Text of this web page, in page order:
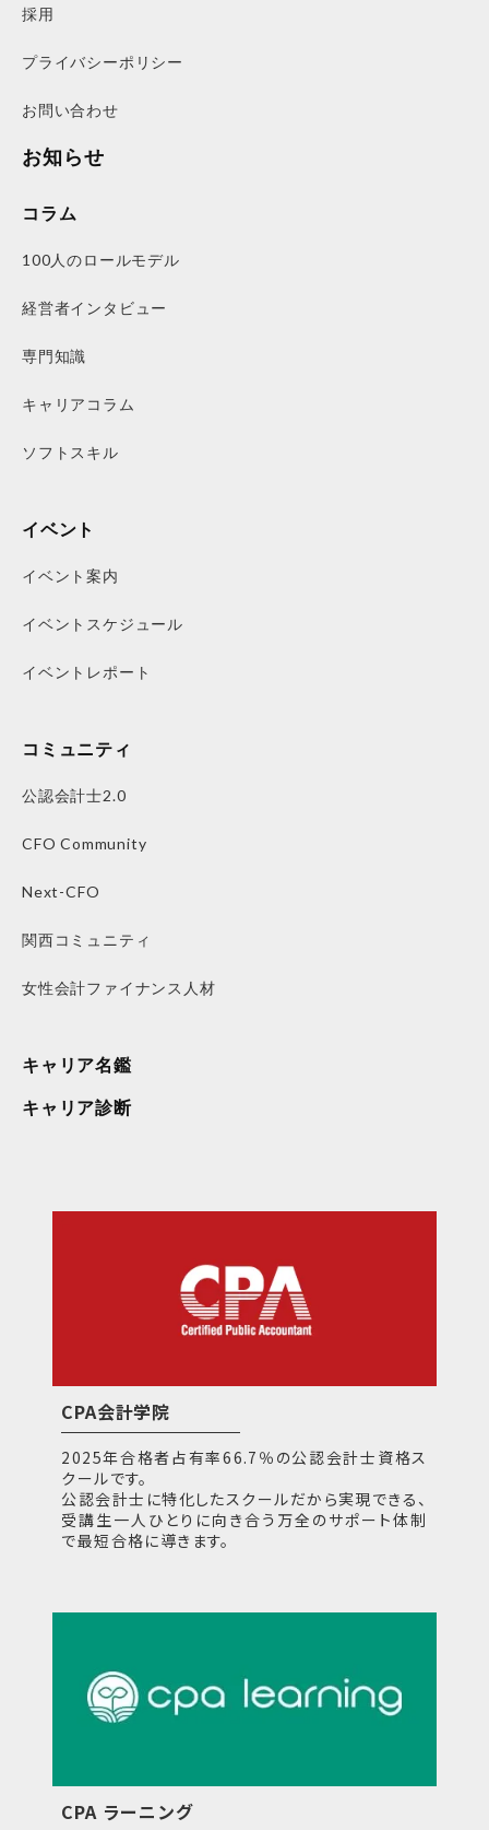
採用
プライバシーポリシー
お問い合わせ
お知らせ
コラム
100人のロールモデル
経営者インタビュー
専門知識
キャリアコラム
ソフトスキル
イベント
イベント案内
イベントスケジュール
イベントレポート
コミュニティ
公認会計士2.0
CFO Community
Next-CFO
関西コミュニティ
女性会計ファイナンス人材
キャリア名鑑
キャリア診断
CPA会計学院
2025年合格者占有率66.7％の公認会計士資格ス
クールです。
公認会計士に特化したスクールだから実現できる、
受講生一人ひとりに向き合う万全のサポート体制
で最短合格に導きます。
CPA ラーニング